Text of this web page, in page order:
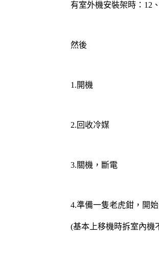
有室外機安裝架時：12
然後
1.開機
2.回收冷媒
3.關機，斷電
4.準備一隻老虎鉗，開
(基本上移機時拆室內機